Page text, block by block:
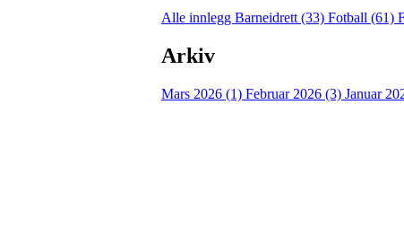
Alle innlegg Barneidrett (33) Fotball (61)
Arkiv
Mars 2026 (1) Februar 2026 (3) Januar